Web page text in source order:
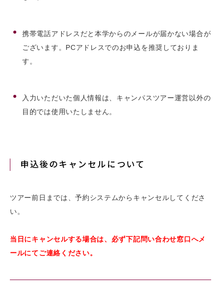
携帯電話アドレスだと本学からのメールが届かない場合が
ございます。PCアドレスでのお申込を推奨しておりま
す。
入力いただいた個人情報は、キャンパスツアー運営以外の
目的では使用いたしません。
申込後のキャンセルについて
ツアー前日までは、予約システムからキャンセルしてくださ
い。
当日にキャンセルする場合は、必ず下記問い合わせ窓口へメ
ールにてご連絡ください。